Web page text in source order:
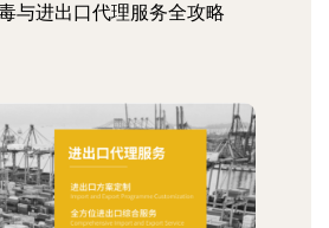
与进出口代理服务全攻略